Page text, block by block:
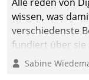
man auf
bewährte und
agile
wissen, was
verschiedenste
fundiert über sie
klären. Ein
Sabine